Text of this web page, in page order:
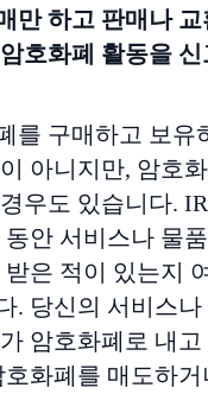
만 하고 판매나
암호화폐 활동을 신
를 구매하고 보유
아니지만, 암호
우도 있습니다.
안 서비스나 물
은 적이 있는지
. 당신의 서비스나
암호화폐로 내고
화폐를 매도하거